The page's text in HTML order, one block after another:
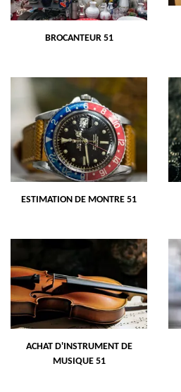
BROCANTEUR 51
ESTIMATION DE MONTRE 51
ACHAT D'INSTRUMENT DE
MUSIQUE 51